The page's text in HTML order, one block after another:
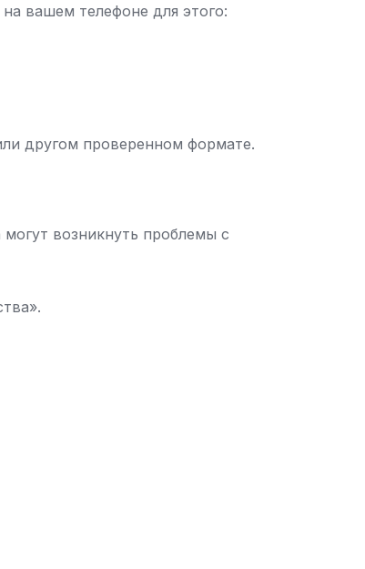
вашем телефоне для этого:
другом проверенном формате.
возникнуть проблемы с